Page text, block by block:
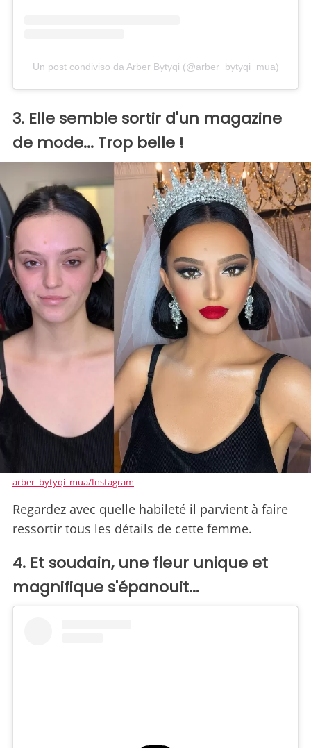
Un post condiviso da Arber Bytyqi (@arber_bytyqi_mua)
3. Elle semble sortir d'un magazine
de mode... Trop belle !
arber_bytyqi_mua/Instagram
Regardez avec quelle habileté il parvient à faire
ressortir tous les détails de cette femme.
4. Et soudain, une fleur unique et
magnifique s'épanouit...